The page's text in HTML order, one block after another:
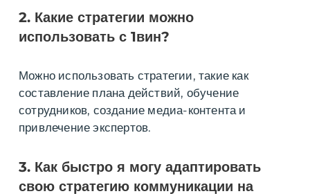
2. Какие стратегии можно
использовать с 1вин?
Можно использовать стратегии, такие как
составление плана действий, обучение
сотрудников, создание медиа-контента и
привлечение экспертов.
3. Как быстро я могу адаптировать
свою стратегию коммуникации на